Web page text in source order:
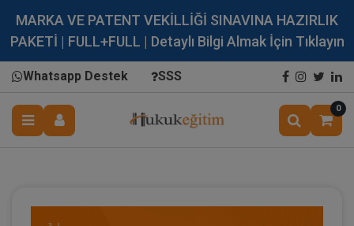
MARKA VE PATENT VEKİLLİĞİ SINAVINA HAZIRLIK
PAKETİ | FULL+FULL | Detaylı Bilgi Almak İçin Tıklayın
Whatsapp Destek SSS
0